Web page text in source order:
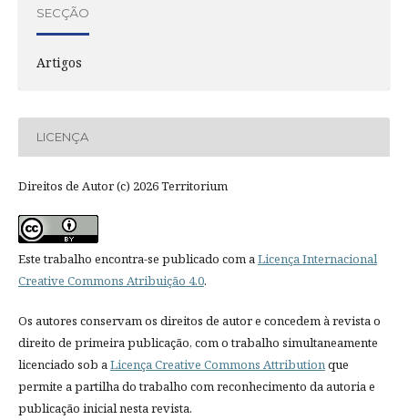
SECÇÃO
Artigos
LICENÇA
Direitos de Autor (c) 2026 Territorium
Este trabalho encontra-se publicado com aLicença Internacional
Creative Commons Atribuição 4.0.
Os autores conservam os direitos de autor e concedem à revista o
direito de primeira publicação, com o trabalho simultaneamente
licenciado sob aLicença Creative Commons Attributionque
permite a partilha do trabalho com reconhecimento da autoria e
publicação inicial nesta revista.